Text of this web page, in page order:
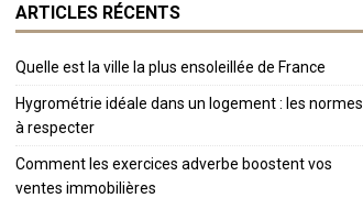
ARTICLES RÉCENTS
Quelle est la ville la plus ensoleillée de France
Hygrométrie idéale dans un logement : les normes
à respecter
Comment les exercices adverbe boostent vos
ventes immobilières